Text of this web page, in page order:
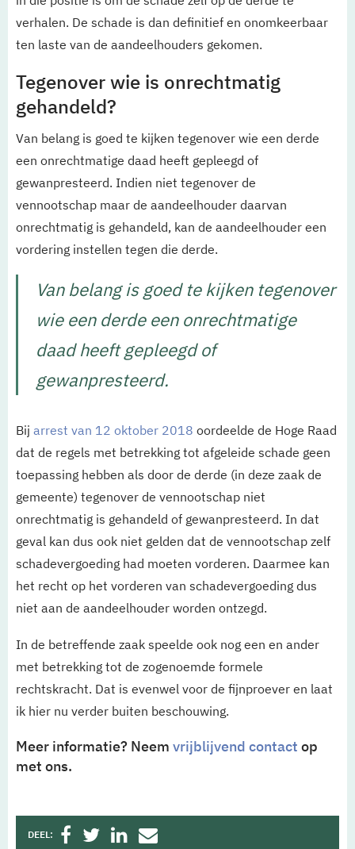
verhalen. De schade is dan definitief en onomkeerbaar
ten laste van de aandeelhouders gekomen.
Tegenover wie is onrechtmatig
gehandeld?
Van belang is goed te kijken tegenover wie een derde
een onrechtmatige daad heeft gepleegd of
gewanpresteerd. Indien niet tegenover de
vennootschap maar de aandeelhouder daarvan
onrechtmatig is gehandeld, kan de aandeelhouder een
vordering instellen tegen die derde.
Van belang is goed te kijken tegenover
wie een derde een onrechtmatige
daad heeft gepleegd of
gewanpresteerd.
Bij arrest van 12 oktober 2018 oordeelde de Hoge Raad
dat de regels met betrekking tot afgeleide schade geen
toepassing hebben als door de derde (in deze zaak de
gemeente) tegenover de vennootschap niet
onrechtmatig is gehandeld of gewanpresteerd. In dat
geval kan dus ook niet gelden dat de vennootschap zelf
schadevergoeding had moeten vorderen. Daarmee kan
het recht op het vorderen van schadevergoeding dus
niet aan de aandeelhouder worden ontzegd.
In de betreffende zaak speelde ook nog een en ander
met betrekking tot de zogenoemde formele
rechtskracht. Dat is evenwel voor de fijnproever en laat
ik hier nu verder buiten beschouwing.
Meer informatie? Neem vrijblijvend contact op
met ons.
DEEL: